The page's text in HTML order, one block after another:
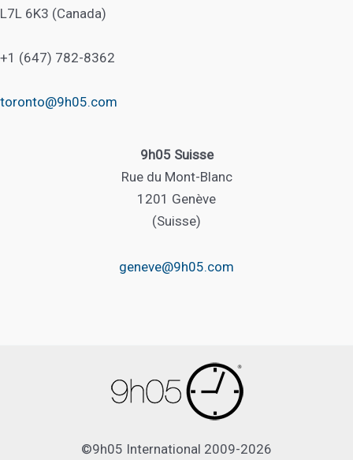
L7L 6K3 (Canada)
+1 (647) 782-8362
toronto@9h05.com
9h05 Suisse
Rue du Mont-Blanc
1201 Genève
(Suisse)
geneve@9h05.com
©9h05 International 2009-2026